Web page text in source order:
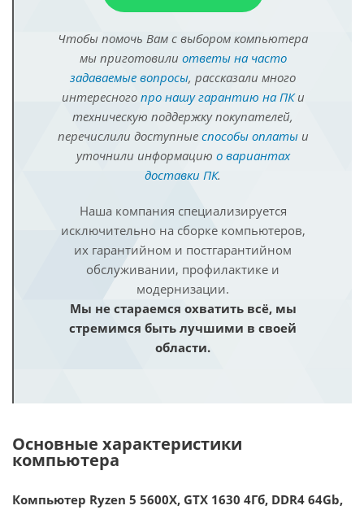
Чтобы помочь Вам с выбором компьютера
мы приготовили ответы на часто
задаваемые вопросы, рассказали много
интересного про нашу гарантию на ПКи
техническую поддержку покупателей,
перечислили доступные способы оплатыи
уточнили информацию о вариантах
доставки ПК.
Наша компания специализируется
исключительно на сборке компьютеров,
их гарантийном и постгарантийном
обслуживании, профилактике и
модернизации.
Мы не стараемся охватить всё, мы
стремимся быть лучшими в своей
области.
Основные характеристики
компьютера
Компьютер Ryzen 5 5600X, GTX 1630 4Гб, DDR4 64Gb,